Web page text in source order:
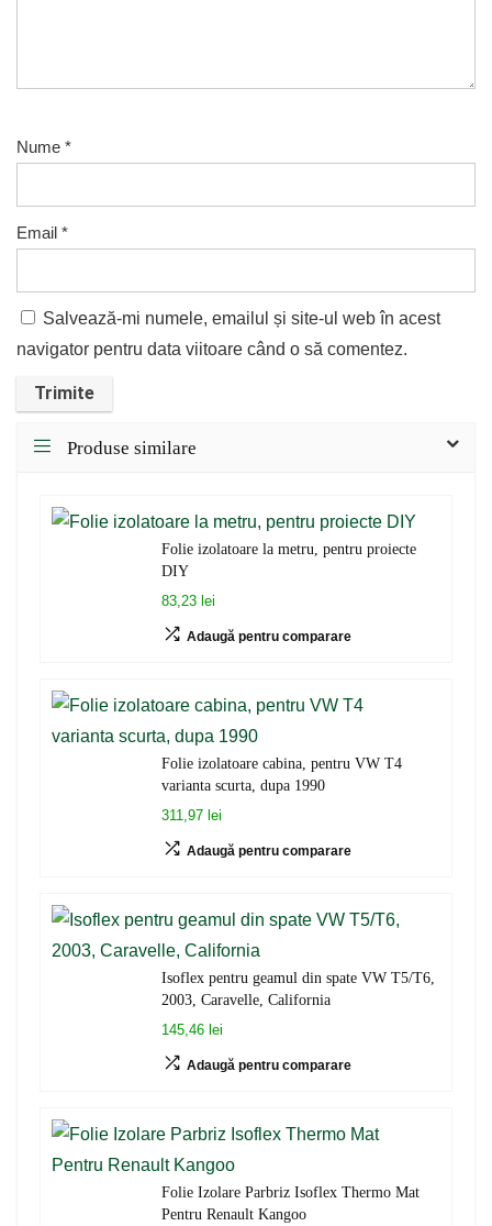
Nume *
Email *
Salvează-mi numele, emailul și site-ul web în acest
navigator pentru data viitoare când o să comentez.
Produse similare
Folie izolatoare la metru, pentru proiecte
DIY
83,23 lei
Adaugă pentru comparare
Folie izolatoare cabina, pentru VW T4
varianta scurta, dupa 1990
311,97 lei
Adaugă pentru comparare
Isoflex pentru geamul din spate VW T5/T6,
2003, Caravelle, California
145,46 lei
Adaugă pentru comparare
Folie Izolare Parbriz Isoflex Thermo Mat
Pentru Renault Kangoo